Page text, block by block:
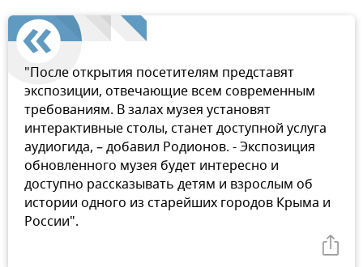
"После открытия посетителям представят
экспозиции, отвечающие всем современным
требованиям. В залах музея установят
интерактивные столы, станет доступной услуга
аудиогида, – добавил Родионов. - Экспозиция
обновленного музея будет интересно и
доступно рассказывать детям и взрослым об
истории одного из старейших городов Крыма и
России".